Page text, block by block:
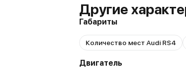
Другие
Габариты
Количество мест Audi RS4
Двигатель